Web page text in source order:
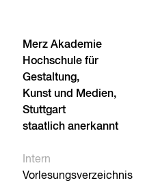
Merz Akademie
Hochschule für
Gestaltung,
Kunst und Medien,
Stuttgart
staatlich anerkannt
Intern
Vorlesungsverzeichnis